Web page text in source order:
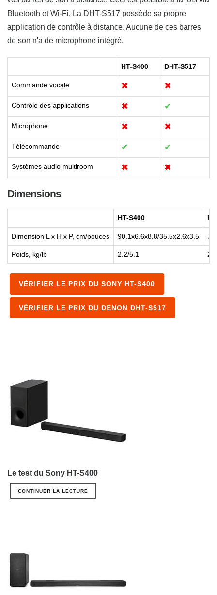
Bluetooth et Wi-Fi. La DHT-S517 possède sa propre
application de contrôle à distance. Aucune de ces barres
de son n'a de microphone intégré.
HT-S400 DHT-S517
Commande vocale ✖ ✖
Contrôle des applications ✖ ✔
Microphone ✖ ✖
Télécommande ✔ ✔
Systèmes audio multiroom ✖ ✖
Dimensions
HT-S400
Dimension L x H x P, cm/pouces 90.1x6.6x8.8/35.5x2.6x3.5
Poids, kg/lb 2.2/5.1
VÉRIFIER LE PRIX DU SONY HT-S400
VÉRIFIER LE PRIX DU DENON DHT-S517
Le test du Sony HT-S400
CONTINUER LA LECTURE